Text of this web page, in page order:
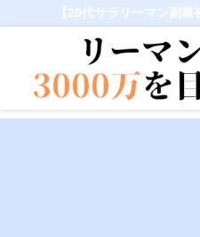
【20代サラリーマン副業